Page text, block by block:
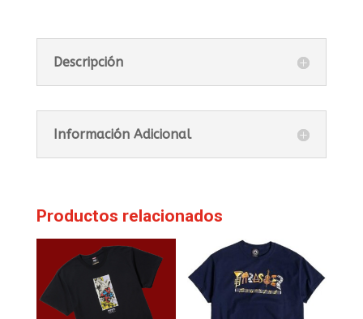
Descripción
Información Adicional
Productos relacionados